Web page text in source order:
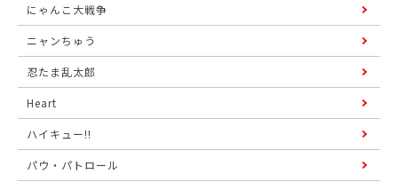
にゃんこ大戦争
ニャンちゅう
忍たま乱太郎
Heart
ハイキュー!!
パウ・パトロール